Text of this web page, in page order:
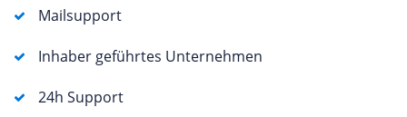
Mailsupport
Inhaber geführtes Unternehmen
24h Support